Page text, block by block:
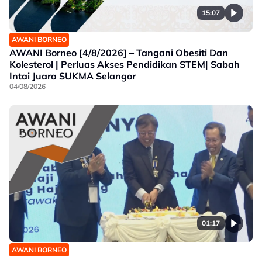
15:07
AWANI BORNEO
AWANI Borneo [4/8/2026] – Tangani Obesiti Dan
Kolesterol | Perluas Akses Pendidikan STEM| Sabah
Intai Juara SUKMA Selangor
04/08/2026
01:17
AWANI BORNEO